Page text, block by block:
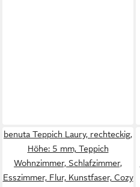
benuta Teppich Laury, rechteckig,
Höhe: 5 mm, Teppich
Wohnzimmer, Schlafzimmer,
Esszimmer, Flur, Kunstfaser, Cozy